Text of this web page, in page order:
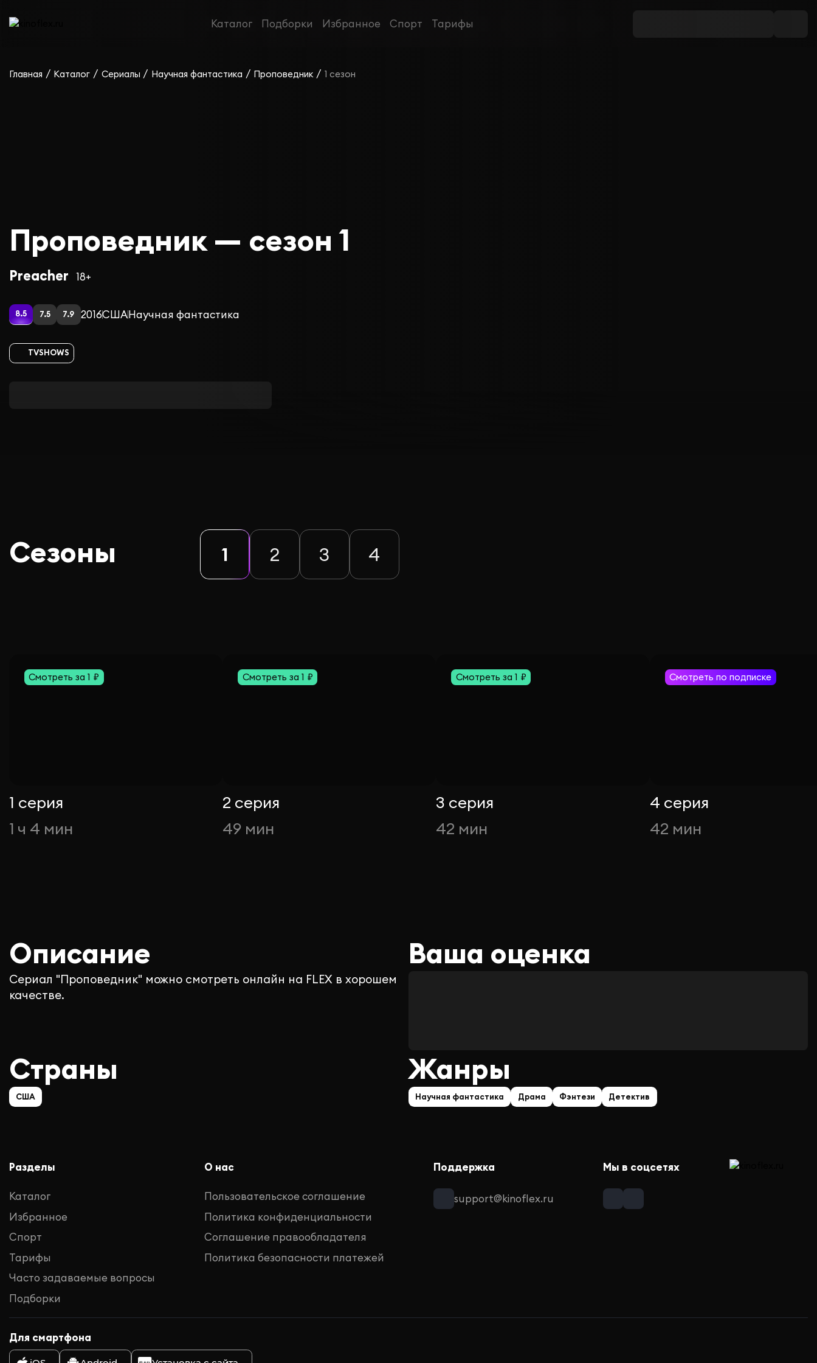
Каталог Подборки Избранное Спорт Тарифы
Главная / Каталог / Сериалы / Научная фантастика / Проповедник / 1 сезон
Проповедник — сезон 1
Preacher 18+
8.5 7.5 7.9 2016СШАНаучная фантастика
TVSHOWS
Сезоны 1 2 3 4
Смотреть за 1 ₽
1 серия
1 ч 4 мин
Смотреть за 1 ₽
2 серия
49 мин
Смотреть за 1 ₽
3 серия
42 мин
Смотреть по подписке
4 серия
42 мин
Описание
Сериал "Проповедник" можно смотреть онлайн на FLEX в хорошем
качестве.
Ваша оценка
Страны
США
Жанры
Научная фантастика Драма Фэнтези Детектив
Разделы
Каталог
Избранное
Спорт
Тарифы
Часто задаваемые вопросы
Подборки
О нас
Пользовательское соглашение
Политика конфиденциальности
Соглашение правообладателя
Политика безопасности платежей
Поддержка
support@kinoflex.ru
Мы в соцсетях
Для смартфона